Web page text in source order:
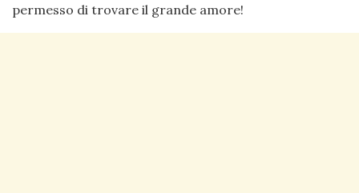
permesso di trovare il grande amore!